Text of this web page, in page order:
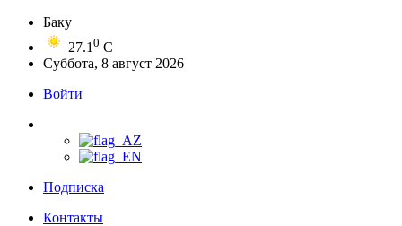
Баку
27.1 0 C
Суббота, 8 август 2026
Войти
Подписка
Контакты